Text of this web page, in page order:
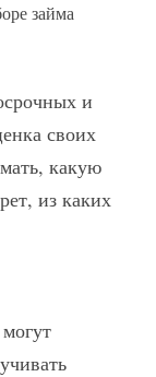
займа
и
своих
какую
из каких